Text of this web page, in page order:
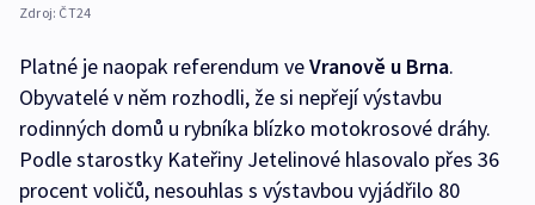
Zdroj: ČT24
Platné je naopak referendum veVranově u Brna.
Obyvatelé v něm rozhodli, že si nepřejí výstavbu
rodinných domů u rybníka blízko motokrosové dráhy.
Podle starostky Kateřiny Jetelinové hlasovalo přes 36
procent voličů, nesouhlas s výstavbou vyjádřilo 80